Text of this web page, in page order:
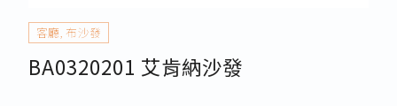
客廳 ,布沙發
BA0320201 艾肯納沙發